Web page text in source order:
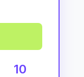
10